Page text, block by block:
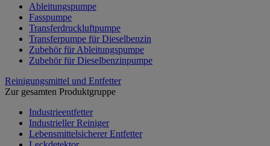
Ableitungspumpe
Fasspumpe
Transferdruckluftpumpe
Transferpumpe für Dieselbenzin
Zubehör für Ableitungspumpe
Zubehör für Dieselbenzinpumpe
Reinigungsmittel und Entfetter
Zur gesamten Produktgruppe
Industrieentfetter
Industrieller Reiniger
Lebensmittelsicherer Entfetter